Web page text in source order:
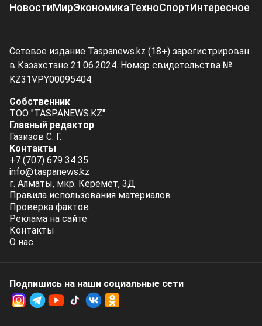
НовостиМирЭкономикаТехноСпортИнтересное
Сетевое издание Taspanews.kz (18+) зарегистрирован
в Казахстане 21.06.2024. Номер свидетельства №
KZ31VPY00095404.
Собственник
ТОО "TASPANEWS.KZ"
Главный редактор
Газизов С. Г.
Контакты
+7 (707) 679 34 35
info@taspanews.kz
г. Алматы, мкр. Керемет, 3Д
Правила использования материалов
Проверка фактов
Реклама на сайте
Контакты
О нас
Подпишись на наши социальные cети